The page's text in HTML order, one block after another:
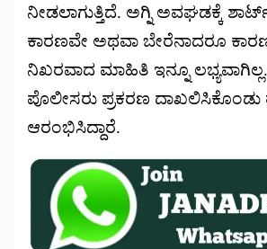
ನೀಡಲಾಗುತ್ತಿದೆ. ಅಗ್ನಿ ಅವಘಡಕ್ಕೆ
ಕಾರಣವೇ ಅಥವಾ ಬೇರೆನಾದರೂ
ನಿಖರವಾದ ಮಾಹಿತಿ ಇನ್ನೂ
ಪೊಲೀಸರು ಪ್ರಕರಣ
ಆರಂಭಿಸಿದ್ದಾರೆ.